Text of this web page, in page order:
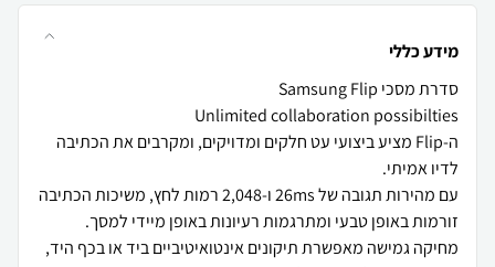
מידע כללי
ה-Flip מציע ביצועי עט חלקים ומדויקים, ומקרבים את הכתיבה
עם מהירות תגובה של 26ms ו-2,048 רמות לחץ, משיכות הכתיבה
מחיקה גמישה מאפשרת תיקונים אינטואיטיביים ביד או בכף היד,